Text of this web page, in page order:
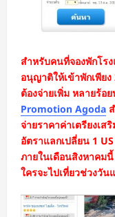
สำหรับคนที่จองพักโร
อนุญาติให้เข้าพักเพีย
ต้องจ่ายเพิ่ม หลายร้อ
Promotion Agoda
จ่ายราคาค่าเตรียงเส
อัตราแลกเปลี่ยน 1
ภายในเดือนสิงหาคม
ใครจะไปเที่ยวช่วงวัน